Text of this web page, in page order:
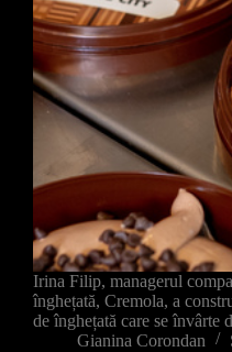
Irina Filip, managerul
înghețată, Cremola, a
de înghețată care se învârte
Gianina Corondan